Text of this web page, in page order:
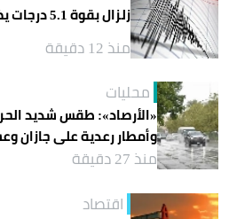
زلزال بقوة 5.1 درجات يضرب جنوب اليابان
منذ 12 دقيقة
محليات
«الأرصاد»: طقس شديد
وأمطار رعدية على جازان
منذ 27 دقيقة
اقتصاد